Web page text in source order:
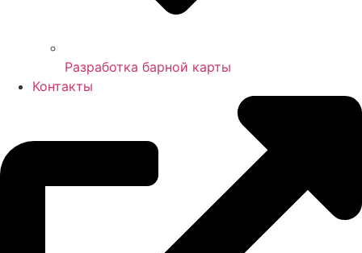
Разработка барной карты
Контакты